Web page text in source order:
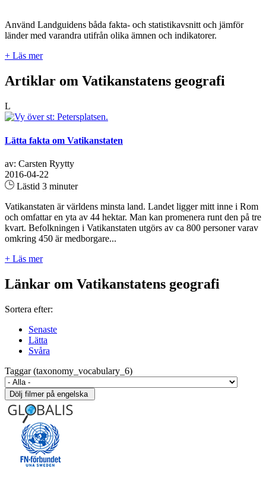
Använd Landguidens båda fakta- och statistikavsnitt och jämför
länder med varandra utifrån olika ämnen och indikatorer.
+ Läs mer
Artiklar om Vatikanstatens geografi
L
Lätta fakta om Vatikanstaten
av: Carsten Ryytty
2016-04-22
Lästid 3 minuter
Vatikanstaten är världens minsta land. Landet ligger mitt inne i Rom
och omfattar en yta av 44 hektar. Man kan promenera runt den på tre
kvart. Befolkningen i Vatikanstaten utgörs av ca 800 personer varav
omkring 450 är medborgare...
+ Läs mer
Länkar om Vatikanstatens geografi
Sortera efter:
Senaste
Lätta
Svåra
Taggar (taxonomy_vocabulary_6)